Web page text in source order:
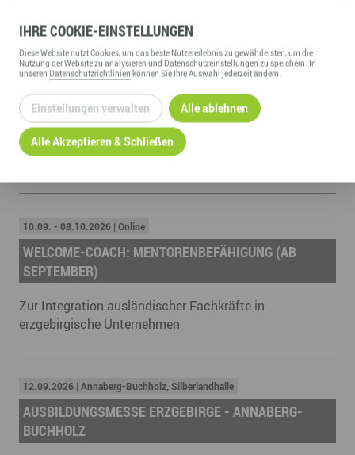
Wirtschaftsdialog mit praxisnahen Einblicken und
Impulsen für die eigene digitale Weiterentwicklung
26.08.2026 | online
INFOABEND: GRÜNDER (AUGUST)
10.09. - 08.10.2026 | Online
WELCOME-COACH: MENTORENBEFÄHIGUNG (AB
SEPTEMBER)
Zur Integration ausländischer Fachkräfte in
erzgebirgische Unternehmen
12.09.2026 | Annaberg-Buchholz, Silberlandhalle
AUSBILDUNGSMESSE ERZGEBIRGE - ANNABERG-
BUCHHOLZ
IHRECOOKIE-EINSTELLUNGEN
DieseWebsitenutzt Cookies, um das beste Nutzererlebnis zu gewährleisten, um die
Nutzung derWebsitezu analysieren und Datenschutzeinstellungen zu speichern. In
unseren Datenschutzrichtlinien können Sie Ihre Auswahl jederzeit ändern.
Einstellungen verwalten Alle ablehnen
Alle Akzeptieren & Schließen